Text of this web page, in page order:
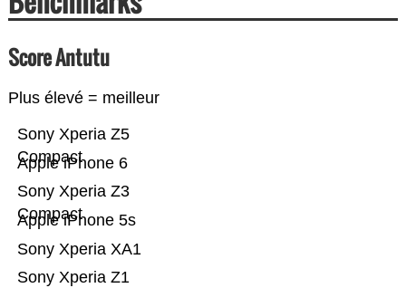
Score Antutu
Plus élevé = meilleur
Sony Xperia Z1
Sony Xperia XA1
Apple iPhone 5s
Sony Xperia Z3
Compact
Apple iPhone 6
Sony Xperia Z5
Compact